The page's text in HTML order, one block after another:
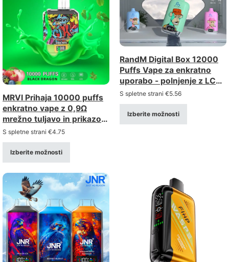
MRVI Prihaja 10000 puffs
enkratno vape z 0,9Ω
mrežno tuljavo in prikazom
moči
S spletne strani €4.75
Izberite možnosti
RandM Digital Box 12000
Puffs Vape za enkratno
uporabo - polnjenje z LCD
zaslonom
S spletne strani €5.56
Izberite možnosti